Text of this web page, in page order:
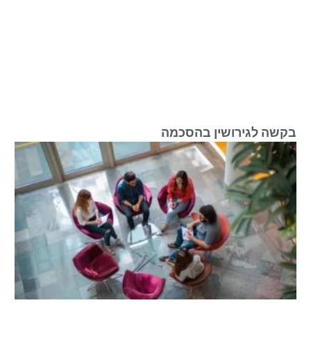
בקשה לגירושין בהסכמה